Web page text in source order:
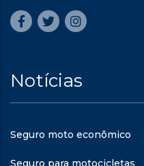
Notícias
Seguro moto econômico
Seguro para motocicletas